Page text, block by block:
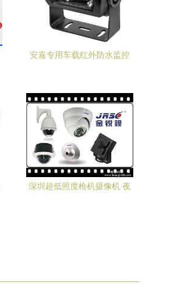
安嘉专用车载红外防水监控
深圳超低照度枪机摄像机 夜